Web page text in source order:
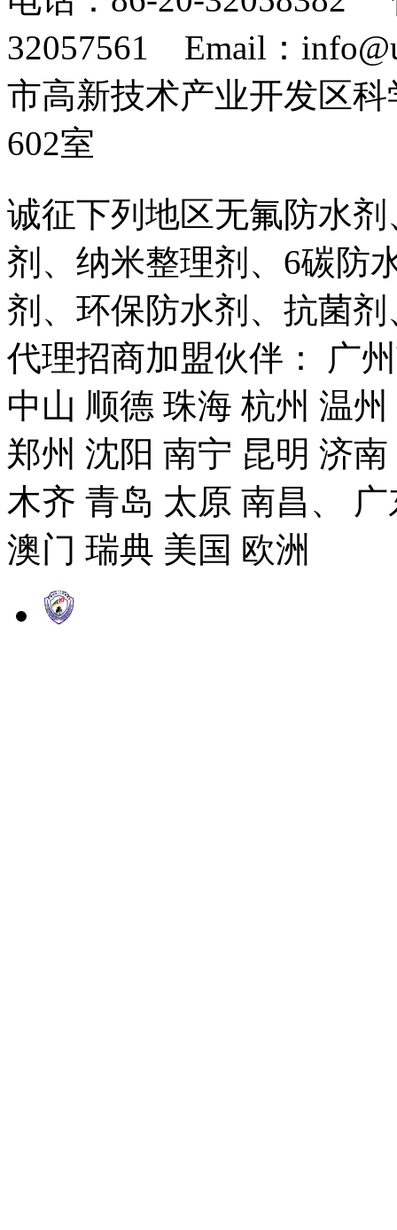
32057561 Email：
市高新技术产业开发区
602室
诚征下列地区无氟防水
剂、纳米整理剂、6碳防
剂、环保防水剂、抗菌
代理招商加盟伙伴： 广
中山 顺德 珠海 杭州 温
郑州 沈阳 南宁 昆明 济
木齐 青岛 太原 南昌、
澳门 瑞典 美国 欧洲